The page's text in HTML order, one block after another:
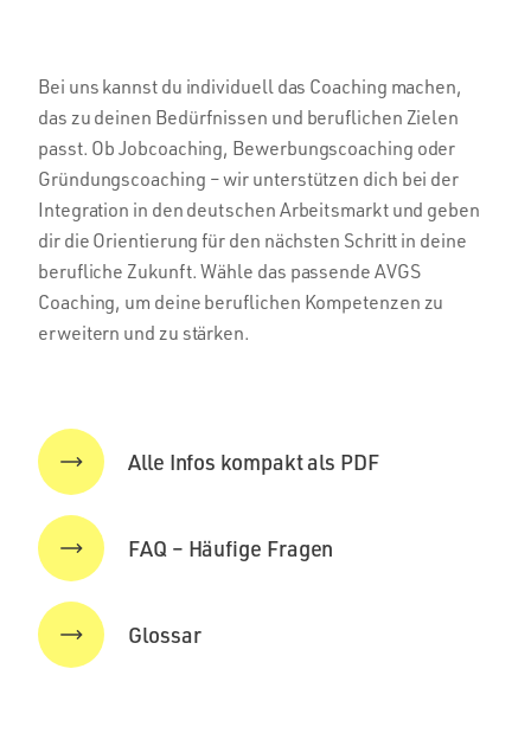
Bei uns kannst du individuell das Coaching machen,
das zu deinen Bedürfnissen und beruflichen Zielen
passt. Ob Jobcoaching, Bewerbungscoaching oder
Gründungscoaching – wir unterstützen dich bei der
Integration in den deutschen Arbeitsmarkt und geben
dir die Orientierung für den nächsten Schritt in deine
berufliche Zukunft. Wähle das passende AVGS
Coaching, um deine beruflichen Kompetenzen zu
erweitern und zu stärken.
Alle Infos kompakt als PDF
FAQ – Häufige Fragen
Glossar